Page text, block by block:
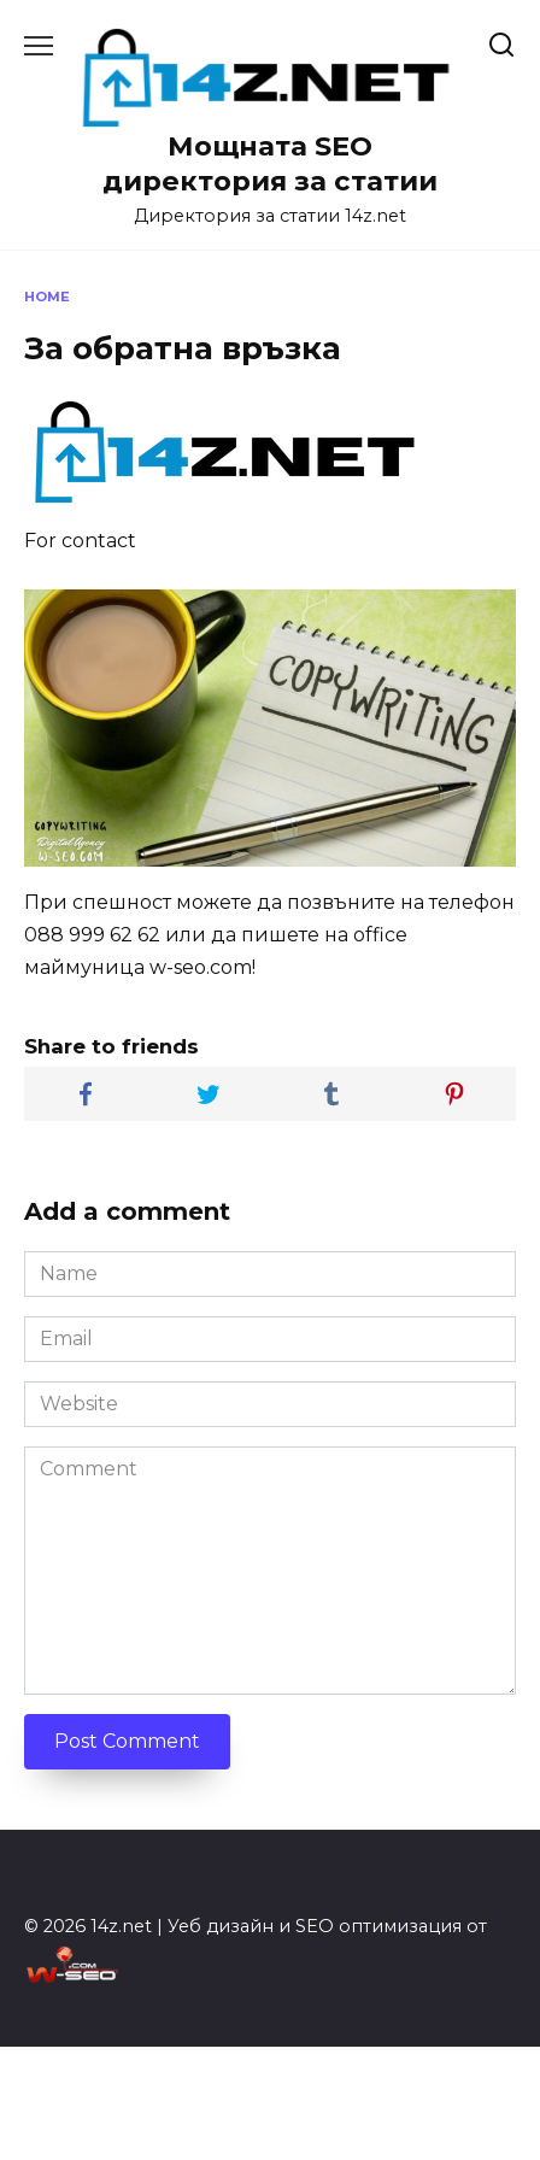
Мощната SEO
директория за статии
Директория за статии 14z.net
HOME
За обратна връзка
For contact
При спешност можете да позвъните на телефон
088 999 62 62 или да пишете на office
маймуница w-seo.com!
Share to friends
Add a comment
Name
Email
Website
Comment
© 2026 14z.net | Уеб дизайн и SEO оптимизация от